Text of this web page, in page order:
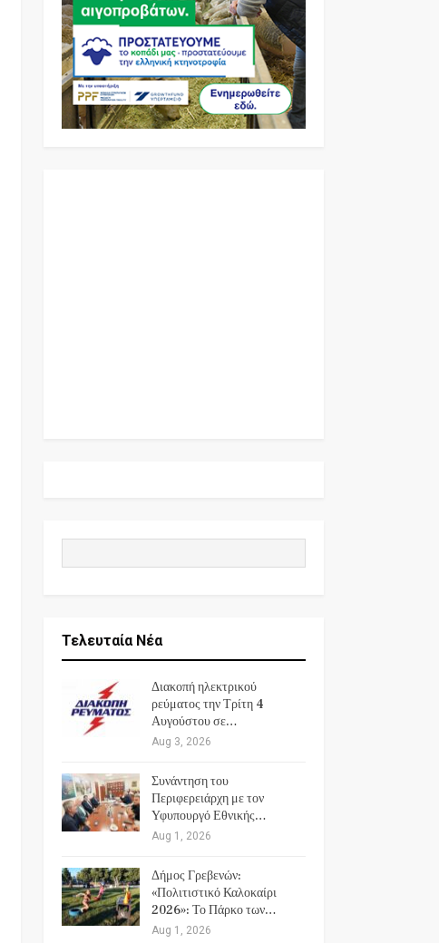
Τελευταία Νέα
Διακοπή ηλεκτρικού
ρεύματος την Τρίτη 4
Αυγούστου σε…
Aug 3, 2026
Συνάντηση του
Περιφερειάρχη με τον
Υφυπουργό Εθνικής…
Aug 1, 2026
Δήμος Γρεβενών:
«Πολιτιστικό Καλοκαίρι
2026»: Το Πάρκο των…
Aug 1, 2026